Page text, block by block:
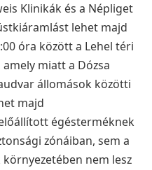
Klinikák és a Népliget
lehet majd
óra között a Lehel téri
miatt a Dózsa
állomások közötti
majd
égésterméknek
zónáiban, sem a
nem lesz